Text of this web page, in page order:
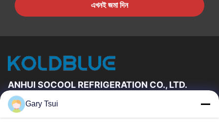
এখনই জমা দিন
ANHUI SOCOOL REFRIGERATION CO., LTD.
দ্রুত লিঙ্কGary Tsui